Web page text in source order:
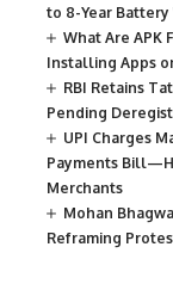
to 8-Year
What Are APK
Installing Apps
RBI Retains
Pending
UPI Charges
Payments
Merchants
Mohan
Reframing